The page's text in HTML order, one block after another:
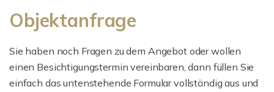
Objektanfrage
Sie haben noch Fragen zu dem Angebot oder wollen
einen Besichtigungstermin vereinbaren, dann füllen Sie
einfach das untenstehende Formular vollständig aus und